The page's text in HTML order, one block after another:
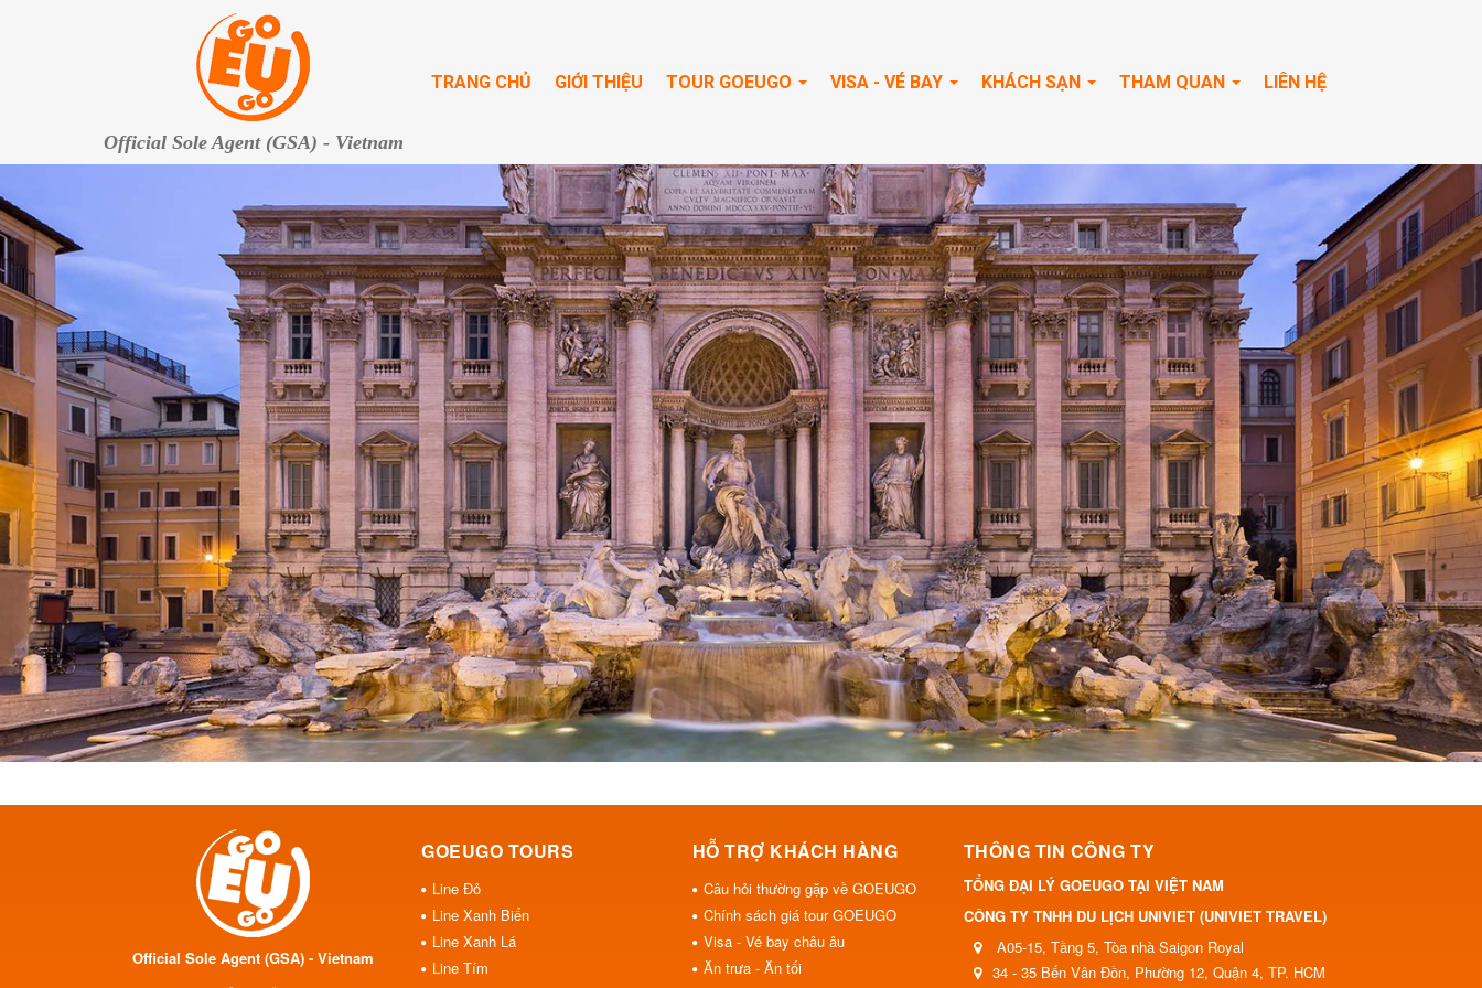
Official Sole Agent (GSA) - Vietnam
TRANG CHỦ GIỚI THIỆU TOUR GOEUGO VISA - VÉ BAY KHÁCH SẠN THAM QUAN LIÊN HỆ
Official Sole Agent (GSA) - Vietnam
GOEUGO TOURS
Line Đỏ
Line Xanh Biển
Line Xanh Lá
Line Tím
HỖ TRỢ KHÁCH HÀNG
Câu hỏi thường gặp về GOEUGO
Chính sách giá tour GOEUGO
Visa - Vé bay châu âu
Ăn trưa - Ăn tối
THÔNG TIN CÔNG TY
TỔNG ĐẠI LÝ GOEUGO TẠI VIỆT NAM
CÔNG TY TNHH DU LỊCH UNIVIET (UNIVIET TRAVEL)
A05-15, Tầng 5, Tòa nhà Saigon Royal
34 - 35 Bến Vân Đồn, Phường 12, Quận 4, TP. HCM